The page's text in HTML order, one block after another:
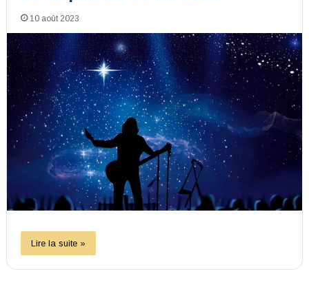
10 août 2023
Lire la suite »